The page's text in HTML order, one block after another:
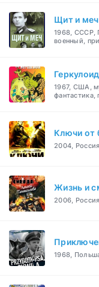
Щит и меч
1968, СССР,
военный,
1967, США,
фантастика,
Ключи от
2004,
Жизнь и
2006,
1968,